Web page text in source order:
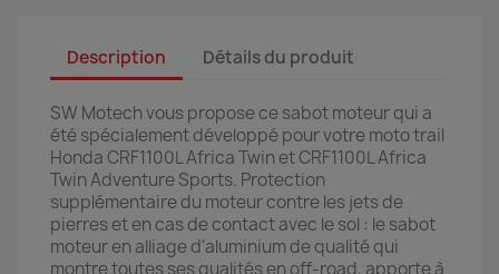
Description Détails du produit
SW Motech vous propose ce sabot moteur qui a
été spécialement développé pour votre moto trail
Honda CRF1100L Africa Twin et CRF1100L Africa
Twin Adventure Sports. Protection
supplémentaire du moteur contre les jets de
pierres et en cas de contact avec le sol : le sabot
moteur en alliage d'aluminium de qualité qui
montre toutes ses qualités en off-road, apporte à